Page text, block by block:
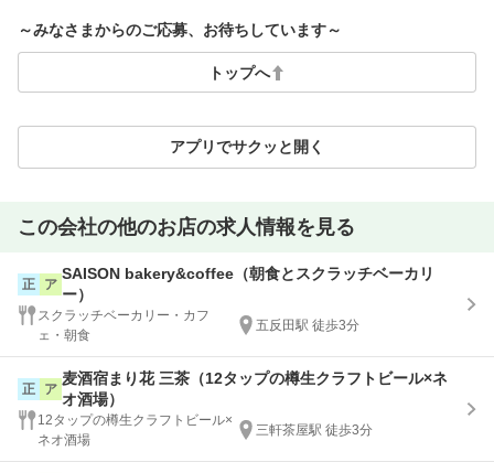
～みなさまからのご応募、お待ちしています～
トップへ
アプリでサクッと開く
この会社の他のお店の求人情報を見る
正 ア
SAISON bakery&coffee（朝食とスクラッチベーカリ
ー）
スクラッチベーカリー・カフ
ェ・朝食
五反田駅 徒歩3分
正 ア
麦酒宿まり花 三茶（12タップの樽生クラフトビール×ネ
オ酒場）
12タップの樽生クラフトビール×
ネオ酒場
三軒茶屋駅 徒歩3分